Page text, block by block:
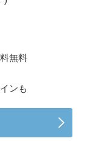
無料
ンも